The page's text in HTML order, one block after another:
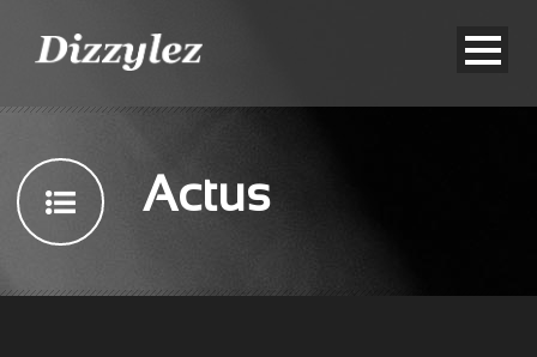
Actus